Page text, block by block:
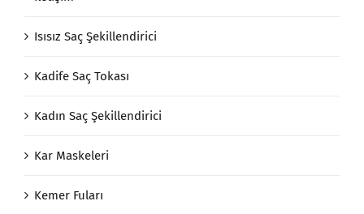
Isısız Saç Şekillendirici
Kadife Saç Tokası
Kadın Saç Şekillendirici
Kar Maskeleri
Kemer Fuları